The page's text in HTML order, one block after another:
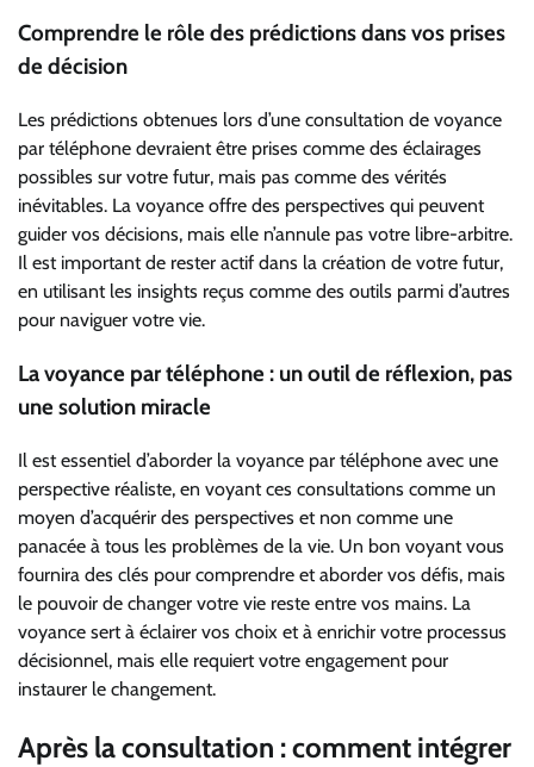
Comprendre le rôle des prédictions dans vos prises
de décision
Les prédictions obtenues lors d’une consultation de voyance
par téléphone devraient être prises comme des éclairages
possibles sur votre futur, mais pas comme des vérités
inévitables. La voyance offre des perspectives qui peuvent
guider vos décisions, mais elle n’annule pas votre libre-arbitre.
Il est important de rester actif dans la création de votre futur,
en utilisant les insights reçus comme des outils parmi d’autres
pour naviguer votre vie.
La voyance par téléphone : un outil de réflexion, pas
une solution miracle
Il est essentiel d’aborder la voyance par téléphone avec une
perspective réaliste, en voyant ces consultations comme un
moyen d’acquérir des perspectives et non comme une
panacée à tous les problèmes de la vie. Un bon voyant vous
fournira des clés pour comprendre et aborder vos défis, mais
le pouvoir de changer votre vie reste entre vos mains. La
voyance sert à éclairer vos choix et à enrichir votre processus
décisionnel, mais elle requiert votre engagement pour
instaurer le changement.
Après la consultation : comment intégrer